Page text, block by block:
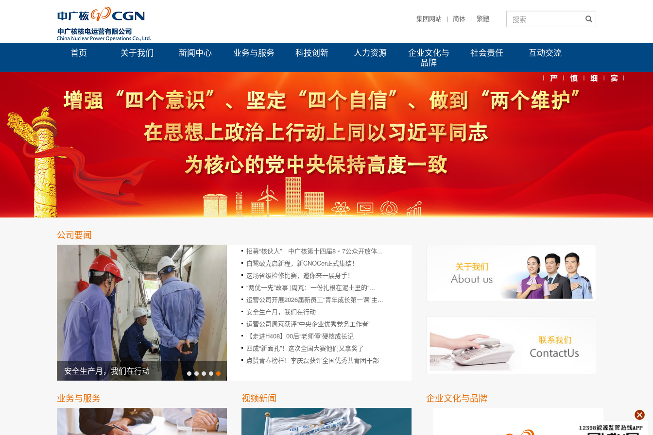
集团网站 | 简体 | 繁體
首页 关于我们 新闻中心 业务与服务 科技创新 人力资源
企业文化与
品牌
社会责任 互动交流
公司要闻
安全生产月，我们在行动
招募“核伙人”｜中广核第十四届8・7公众开放体...
白鹭破壳启新程，新CNOCer正式集结！
这场省级检修比赛，邀你来一展身手！
“两优一先”故事 |周芃：一份扎根在泥土里的“...
运营公司开展2026届新员工“青年成长第一课”主...
安全生产月，我们在行动
运营公司周芃获评“中央企业优秀党务工作者”
【走进H408】00后“老师傅”硬核成长记
四成“新面孔”！这次全国大赛他们又拿奖了
点赞青春榜样！李庆磊获评全国优秀共青团干部
业务与服务 视频新闻 企业文化与品牌